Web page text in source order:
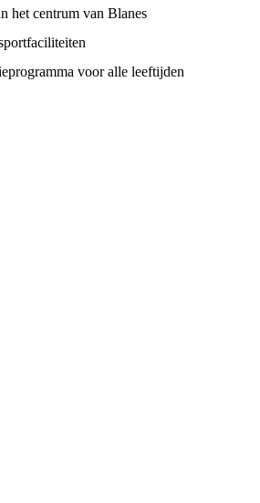
het centrum van Blanes
voor alle leeftijden